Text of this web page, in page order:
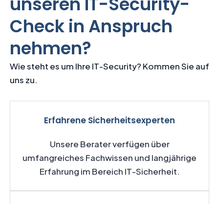
Check in Anspruch
nehmen?
Wie steht es um Ihre IT-Security? Kommen Sie auf
uns zu.
Erfahrene Sicherheitsexperten
Unsere Berater verfügen über
umfangreiches Fachwissen und langjährige
Erfahrung im Bereich IT-Sicherheit.